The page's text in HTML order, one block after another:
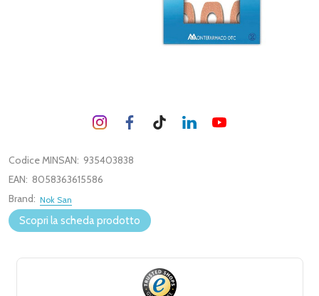
Codice MINSAN: 935403838
EAN: 8058363615586
Brand: Nok San
Scopri la scheda prodotto